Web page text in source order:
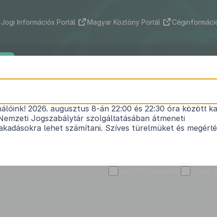
Információs Portál Magyar Közlöny Portál
Jánossomorja Város
Szó vagy kifejezés
2026. augusztus 8-án 22:00 és 22:30 óra között
Jogszabálytár szolgáltatásában átmeneti
lehet számítani. Szíves türelmüket és